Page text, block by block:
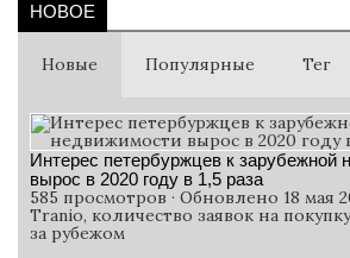
НОВОЕ
Новые Популярные Тег
Интерес петербуржцев к зарубежной
вырос в 2020 году в 1,5 раза
585 просмотров · Обновлено 18 мая
Tranio, количество заявок на
за рубежом